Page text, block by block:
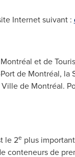
Internet suivant :
et de
de Montréal,
de Montréal.
le 2eplus
conteneurs de